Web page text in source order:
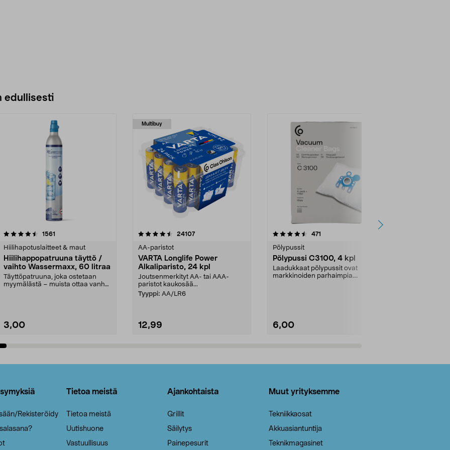
edullisesti
1561
Hiilihapotuslaitteet & maut
Hiilihappopatruuna täyttö /
vaihto Wassermaxx, 60 litraa
Täyttöpatruuna, joka ostetaan
myymälästä – muista ottaa vanha
3,00
Multibuy
4.5viidestä
24107arvostelut
AA-paristot
VARTA Longlife Power
Alkaliparisto, 24 kpl
Joutsenmerkityt AA- tai AAA-
paristot kaukosää...
Tyyppi: AA/LR6
12,99
4.5viidestä
471
Pölypussit
Pölypussi C3100, 4 kpl
Laadukkaat pölypussit ovat
markkinoiden parhaimpia.
6,00
4.5viidestä
Rekisteröidy
Tietoa meistä
Tietoa meistä
Uutishuone
Vastuullisuus
Ajankohtaista
Grillit
Säilytys
Painepesurit
Muut yrityksemme
Tekniikkaosat
Akkuasiantuntija
Teknikmagasinet